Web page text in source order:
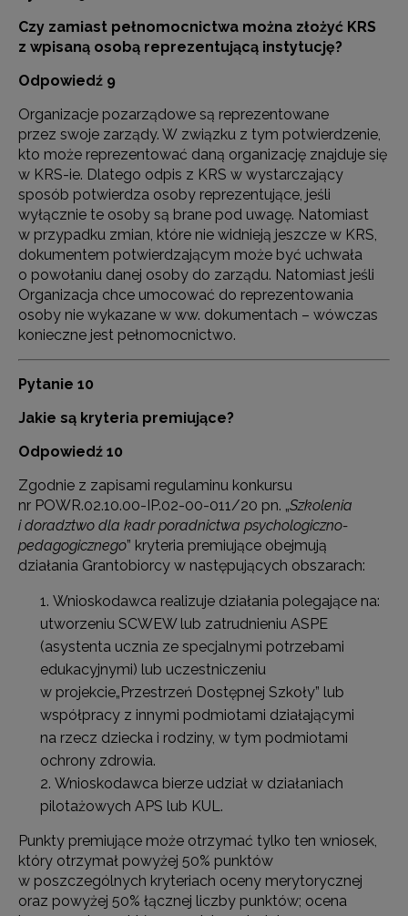
Czy zamiast pełnomocnictwa można złożyć KRS
z wpisaną osobą reprezentującą instytucję?
Odpowiedź 9
Organizacje pozarządowe są reprezentowane
przez swoje zarządy. W związku z tym potwierdzenie,
kto może reprezentować daną organizację znajduje się
w KRS-ie. Dlatego odpis z KRS w wystarczający
sposób potwierdza osoby reprezentujące, jeśli
wyłącznie te osoby są brane pod uwagę. Natomiast
w przypadku zmian, które nie widnieją jeszcze w KRS,
dokumentem potwierdzającym może być uchwała
o powołaniu danej osoby do zarządu. Natomiast jeśli
Organizacja chce umocować do reprezentowania
osoby nie wykazane w ww. dokumentach – wówczas
konieczne jest pełnomocnictwo.
Pytanie 10
Jakie są kryteria premiujące?
Odpowiedź 10
Zgodnie z zapisami regulaminu konkursu
nr POWR.02.10.00-IP.02-00-011/20 pn. „Szkolenia
i doradztwo dla kadr poradnictwa psychologiczno-
pedagogicznego” kryteria premiujące obejmują
działania Grantobiorcy w następujących obszarach:
Wnioskodawca realizuje działania polegające na:
utworzeniu SCWEW lub zatrudnieniu ASPE
(asystenta ucznia ze specjalnymi potrzebami
edukacyjnymi) lub uczestniczeniu
w projekcie„Przestrzeń Dostępnej Szkoły” lub
współpracy z innymi podmiotami działającymi
na rzecz dziecka i rodziny, w tym podmiotami
ochrony zdrowia.
Wnioskodawca bierze udział w działaniach
pilotażowych APS lub KUL.
Punkty premiujące może otrzymać tylko ten wniosek,
który otrzymał powyżej 50% punktów
w poszczególnych kryteriach oceny merytorycznej
oraz powyżej 50% łącznej liczby punktów; ocena